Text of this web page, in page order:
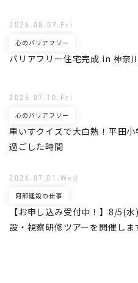
バリアフリー住宅完成 in 神奈
心のバリアフリー
2026.08.07.Fri
車いすクイズで大白熱！平田
過ごした時間
心のバリアフリー
2026.07.10.Fri
【お申し込み受付中！】8/5(
設・視察研修ツアーを開催しま
阿部建設の仕事
2026.07.01.Wed